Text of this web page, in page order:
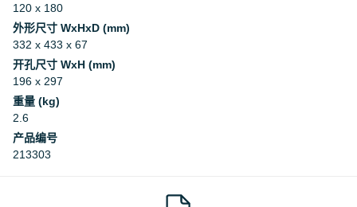
120 x 180
外形尺寸 WxHxD (mm)
332 x 433 x 67
开孔尺寸 WxH (mm)
196 x 297
重量 (kg)
2.6
产品编号
213303